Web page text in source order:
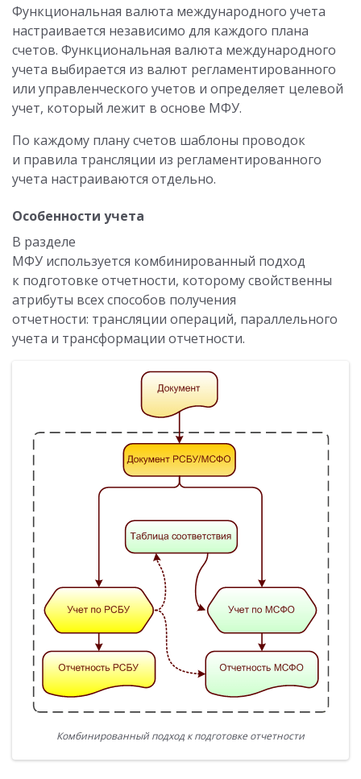
Функциональная валюта международного учета
настраивается независимо для каждого плана
счетов. Функциональная валюта международного
учета выбирается из валют регламентированного
или управленческого учетов и определяет целевой
учет, который лежит в основе МФУ.
По каждому плану счетов шаблоны проводок
и правила трансляции из регламентированного
учета настраиваются отдельно.
Особенности учета
В разделе
МФУ используется комбинированный подход
к подготовке отчетности, которому свойственны
атрибуты всех способов получения
отчетности: трансляции операций, параллельного
учета и трансформации отчетности.
Комбинированный подход к подготовке отчетности